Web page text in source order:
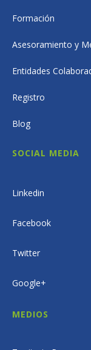
Formación
Asesoramiento y
Entidades
Registro
Blog
SOCIAL MEDIA
Linkedin
Facebook
Twitter
Google+
MEDIOS